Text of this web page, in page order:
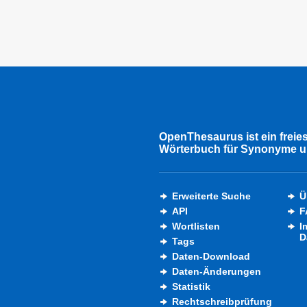
OpenThesaurus ist ein
Wörterbuch für Synonyme
Erweiterte Suche
API
Wortlisten
Tags
Daten-Download
Daten-Änderungen
Statistik
Rechtschreibprüfung